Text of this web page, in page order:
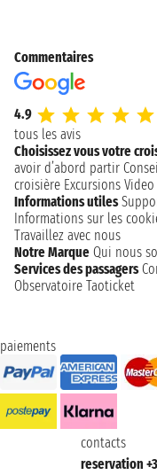
Commentaires
4.9
tous les avis
Choisissez vous votre
avoir d’abord partir
croisière Excursions Video
Informations utiles
Informations sur les
Travaillez avec nous
Notre Marque Qui nous
Services des passagers
Observatoire Taoticket
paiements
contacts
reservation